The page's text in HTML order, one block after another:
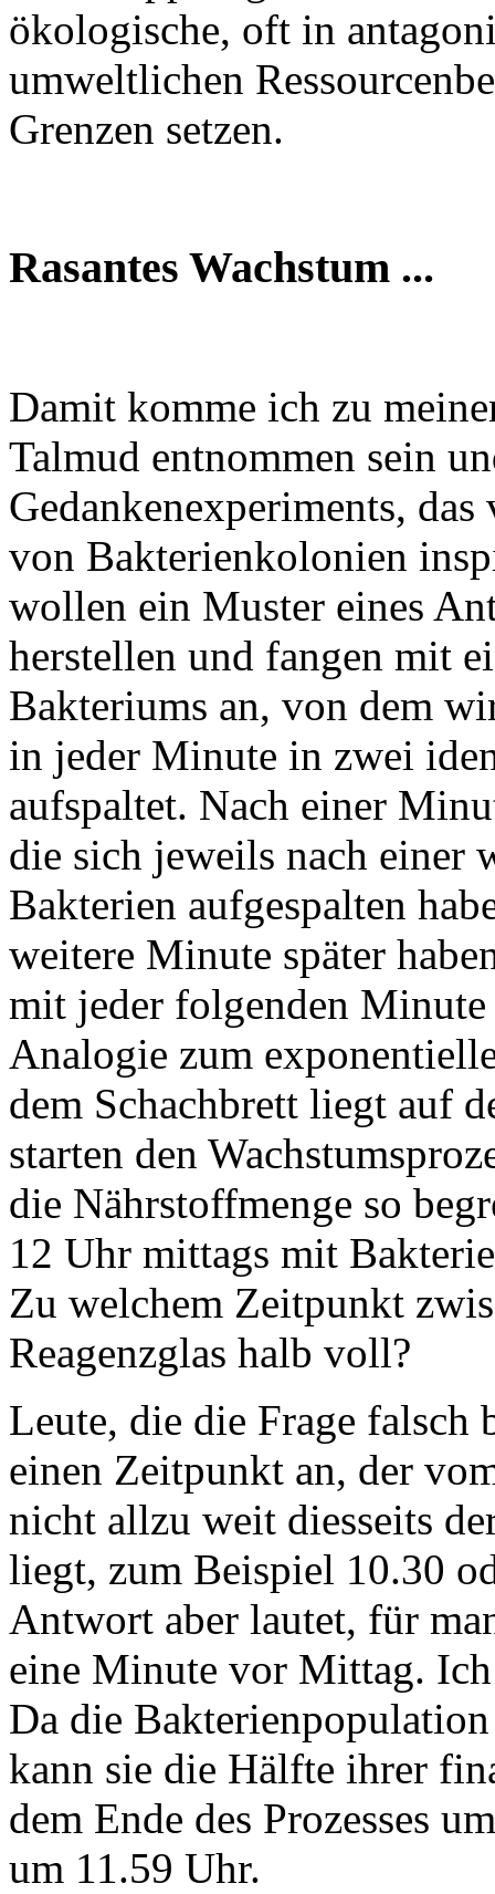
ökologische, oft in
umweltlichen
Grenzen setzen.
Rasantes Wachstum ...
Damit komme ich zu
Talmud entnommen sein
Gedankenexperiments,
von Bakterienkolonien
wollen ein Muster eines
herstellen und fangen mit
Bakteriums an, von dem
in jeder Minute in zwei
aufspaltet. Nach einer
die sich jeweils nach einer
Bakterien aufgespalten
weitere Minute später
mit jeder folgenden
Analogie zum
dem Schachbrett liegt auf
starten den
die Nährstoffmenge so
12 Uhr mittags mit
Zu welchem Zeitpunkt
Reagenzglas halb voll?
Leute, die die Frage falsch
einen Zeitpunkt an, der
nicht allzu weit diesseits
liegt, zum Beispiel 10.30
Antwort aber lautet, für
eine Minute vor Mittag. Ich
Da die
kann sie die Hälfte ihrer
dem Ende des Prozesses
um 11.59 Uhr.